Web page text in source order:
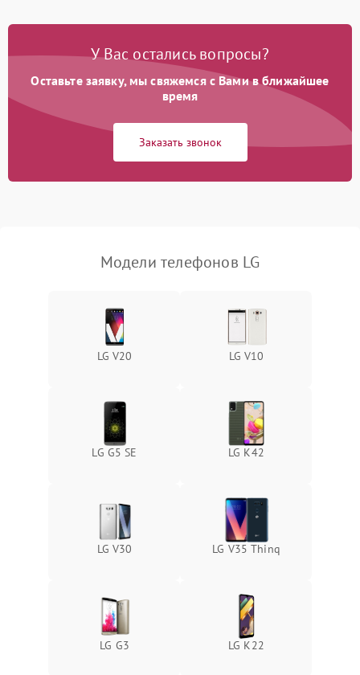
У Вас остались вопросы?
Оставьте заявку, мы свяжемся с Вами в ближайшее
время
Заказать звонок
Модели телефонов LG
LG V20 LG V10
LG G5 SE LG K42
LG V30 LG V35 Thinq
LG G3 LG K22